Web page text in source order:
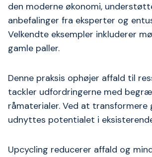
den moderne økonomi,
anbefalinger fra eksperter og
Velkendte eksempler inkluderer
gamle paller.
Denne praksis ophøjer affald til
tackler udfordringerne med
råmaterialer. Ved at
udnyttes potentialet i
Upcycling reducerer affald og